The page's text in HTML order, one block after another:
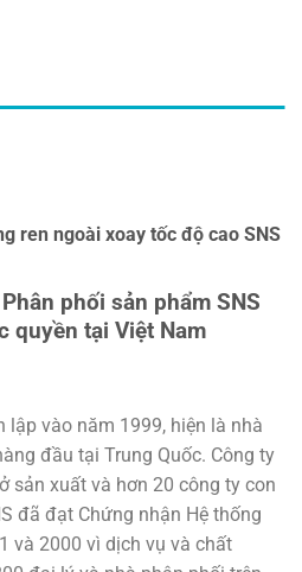
ren ngoài xoay tốc độ cao SNS
phối sản phẩm SNS
quyền tại Việt Nam
lập vào năm 1999, hiện là nhà
đầu tại Trung Quốc. Công ty
sản xuất và hơn 20 công ty con
đã đạt Chứng nhận Hệ thống
và 2000 vì dịch vụ và chất